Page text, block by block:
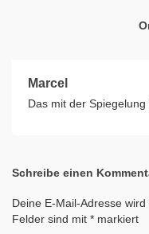
Marcel
Das mit der
Schreibe einen
Deine E-Mail-Adresse wird
Felder sind mit * markiert